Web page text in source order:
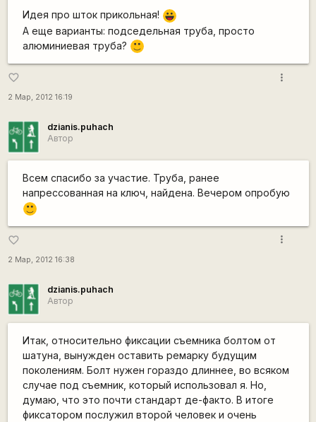
Идея про шток прикольная! |-))
А еще варианты: подседельная труба, просто
алюминиевая труба?
:)
favorite_border
2 Мар, 2012 16:19
more_vert
dzianis.puhach
Автор
Всем спасибо за участие. Труба, ранее
напрессованная на ключ, найдена. Вечером опробую
:)
favorite_border
2 Мар, 2012 16:38
more_vert
dzianis.puhach
Автор
Итак, относительно фиксации съемника болтом от
шатуна, вынужден оставить ремарку будущим
поколениям. Болт нужен гораздо длиннее, во всяком
случае под съемник, который использовал я. Но,
думаю, что это почти стандарт де-факто. В итоге
фиксатором послужил второй человек и очень